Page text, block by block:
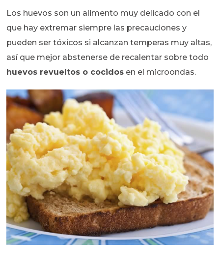
Los huevos son un alimento muy delicado con el
que hay extremar siempre las precauciones y
pueden ser tóxicos si alcanzan temperas muy altas,
así que mejor abstenerse de recalentar sobre todo
huevos revueltos o cocidos en el microondas.